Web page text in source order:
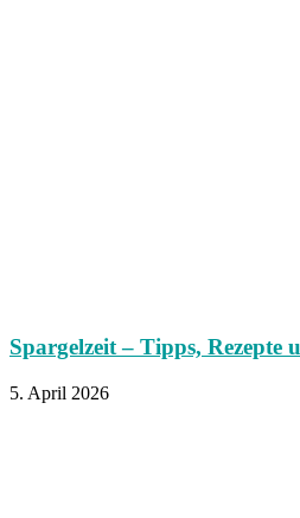
Spargelzeit – Tipps, Rezepte
5. April 2026